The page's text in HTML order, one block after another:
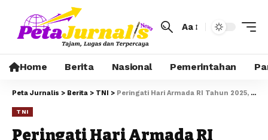
Aa
Home Berita Nasional Pemerintahan
Peta Jurnalis > Berita > TNI > Peringati Hari Armada RI Tahun 2025, Lanal Dumai Tegaskan Peran Strategis Armada Dalam Tugas Pertahanan dan Kemanusiaan
TNI
Peringati Hari Armada RI